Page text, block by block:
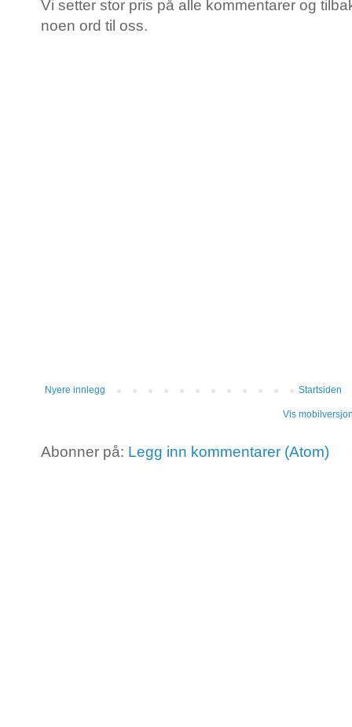
Vi setter stor pris på alle kommentarer og
noen ord til oss.
Nyere innlegg Startsiden
Vis
Abonner på: Legg inn kommentarer (Atom)